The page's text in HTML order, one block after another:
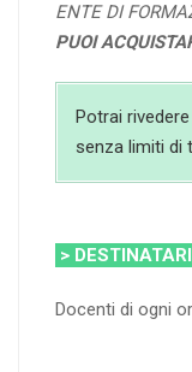
ENTE DI
PUOI
Potrai
senza limiti di
> DESTINATARI
Docenti di ogni